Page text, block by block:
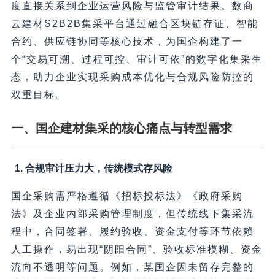
度直接关系到企业运营风险与监管审计结果。数商
云建材S2B2B集采平台通过融合区块链存证、智能
合约、供应链协同等核心技术，为国企构建了一
个“交易可溯、过程可控、审计可依”的数字化集采生
态，助力企业实现采购成本优化与合规风险防控的
双重目标。
一、国企建材集采的核心痛点与转型需求
1. 合规审计压力大，传统模式存风险
国企采购需严格遵循《招标投标法》《政府采购
法》及企业内部采购管理制度，但传统线下集采流
程中，合同签署、履约验收、资金支付等环节依赖
人工操作，易出现“阴阳合同”、验收标准模糊、资金
流向不透明等问题。例如，某国企因未留存完整的